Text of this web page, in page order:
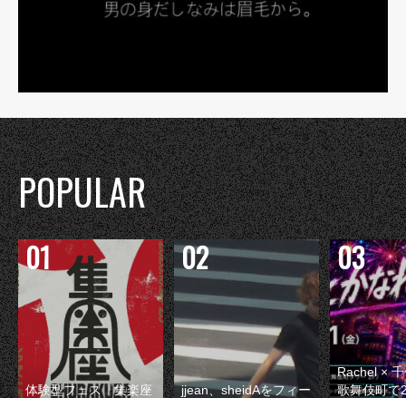
POPULAR
体験型フェス『集楽座
jjean、sheidAをフィー
Rachel ×
歌舞伎町で